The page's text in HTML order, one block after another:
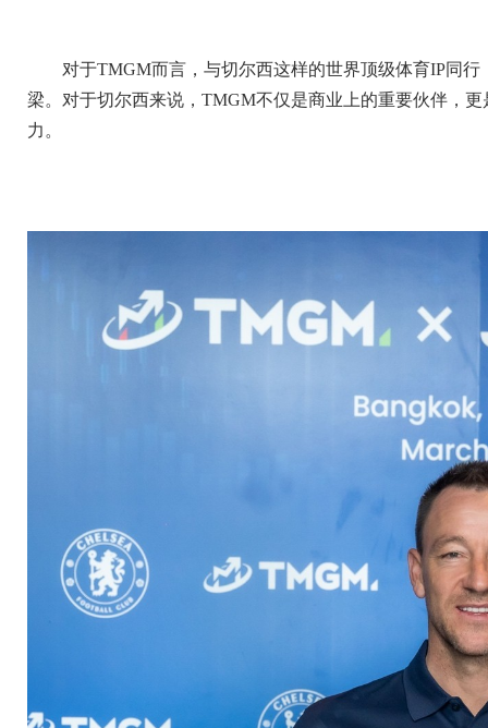
对于TMGM而言，与切尔西这样的世界顶级体育IP同
梁。对于切尔西来说，TMGM不仅是商业上的重要伙伴，
力。